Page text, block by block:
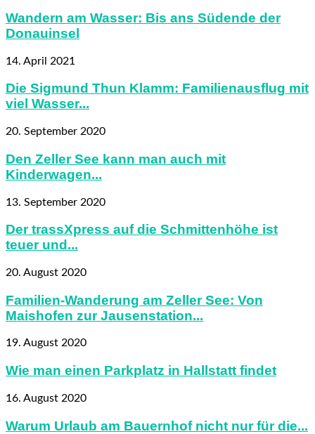
Wandern am Wasser: Bis ans Südende der
Donauinsel
14. April 2021
Die Sigmund Thun Klamm: Familienausflug mit
viel Wasser...
20. September 2020
Den Zeller See kann man auch mit
Kinderwagen...
13. September 2020
Der trassXpress auf die Schmittenhöhe ist
teuer und...
20. August 2020
Familien-Wanderung am Zeller See: Von
Maishofen zur Jausenstation...
19. August 2020
Wie man einen Parkplatz in Hallstatt findet
16. August 2020
Warum Urlaub am Bauernhof nicht nur für die...